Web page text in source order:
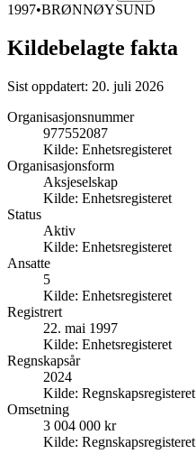
1997•BRØNNØYSUND
Kildebelagte fakta
Sist oppdatert: 20. juli 2026
Organisasjonsnummer
977552087
Kilde: Enhetsregisteret
Organisasjonsform
Aksjeselskap
Kilde: Enhetsregisteret
Status
Aktiv
Kilde: Enhetsregisteret
Ansatte
5
Kilde: Enhetsregisteret
Registrert
22. mai 1997
Kilde: Enhetsregisteret
Regnskapsår
2024
Kilde: Regnskapsregisteret
Omsetning
3 004 000 kr
Kilde: Regnskapsregisteret